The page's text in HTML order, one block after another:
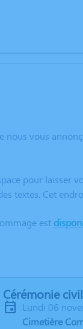
nous vous
pour laisser
textes. Cet
est
Cérémonie
lundi 06
Cimetière